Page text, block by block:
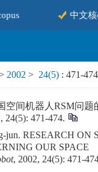
中文核
2002 > 24(5) : 471-
空间机器人RSM问题
24(5): 471-474.
jun. RESEARCH ON
OUR SPACE
, 2002, 24(5): 471-